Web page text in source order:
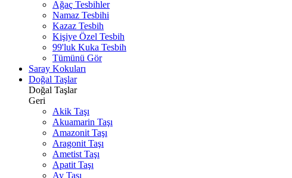
Ağaç Tesbihler
Namaz Tesbihi
Kazaz Tesbih
Kişiye Özel Tesbih
99'luk Kuka Tesbih
Tümünü Gör
Saray Kokuları
Doğal Taşlar
Doğal Taşlar
Geri
Akik Taşı
Akuamarin Taşı
Amazonit Taşı
Aragonit Taşı
Ametist Taşı
Apatit Taşı
Ay Taşı